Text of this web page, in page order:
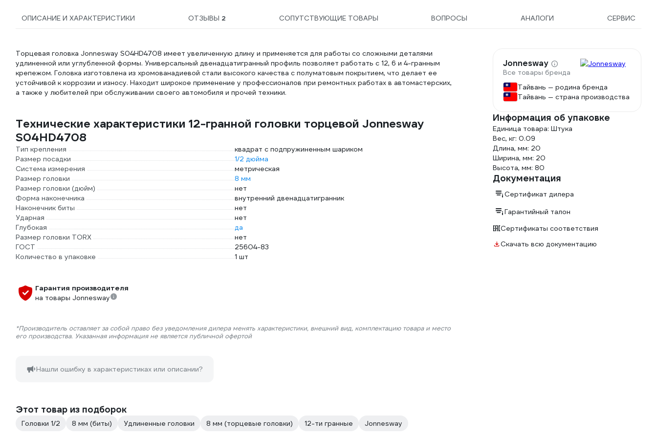
ОПИСАНИЕ И ХАРАКТЕРИСТИКИ ОТЗЫВЫ 2 СОПУТСТВУЮЩИЕ ТОВАРЫ ВОПРОСЫ АНАЛОГИ СЕРВИС
Торцевая головка Jonnesway S04HD4708 имеет увеличенную длину и применяется для работы со сложными деталями
удлиненной или углубленной формы. Универсальный двенадцатигранный профиль позволяет работать с 12, 6 и 4-гранным
крепежом. Головка изготовлена из хромованадиевой стали высокого качества с полуматовым покрытием, что делает ее
устойчивой к коррозии и износу. Находит широкое применение у профессионалов при ремонтных работах в автомастерских,
а также у любителей при обслуживании своего автомобиля и прочей техники.
Технические характеристики 12-гранной головки торцевой Jonnesway
S04HD4708
Тип крепления
квадрат с подпружиненным шариком
Размер посадки
1/2 дюйма
Система измерения
метрическая
Размер головки
8 мм
Размер головки (дюйм)
нет
Форма наконечника
внутренний двенадцатигранник
Наконечник биты
нет
Ударная
нет
Глубокая
да
Размер головки TORX
нет
ГОСТ
25604-83
Количество в упаковке
1 шт
Гарантия производителя
на товары Jonnesway
*Производитель оставляет за собой право без уведомления дилера менять характеристики, внешний вид, комплектацию товара и место
его производства. Указанная информация не является публичной офертой
Нашли ошибку в характеристиках или описании?
Jonnesway
Все товары бренда
Тайвань — родина бренда
Тайвань — страна производства
Информация об упаковке
Единица товара: Штука
Вес, кг: 0.09
Длина, мм: 20
Ширина, мм: 20
Высота, мм: 80
Документация
Сертификат дилера
Гарантийный талон
Сертификаты соответствия
Скачать всю документацию
Этот товар из подборок
Головки 1/2 8 мм (биты) Удлиненные головки 8 мм (торцевые головки) 12-ти гранные Jonnesway